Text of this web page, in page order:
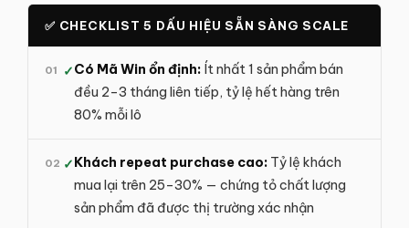
✅ CHECKLIST 5 DẤU HIỆU SẴN SÀNG SCALE
01 ✓Có Mã Win ổn định: Ít nhất 1 sản phẩm bán
đều 2–3 tháng liên tiếp, tỷ lệ hết hàng trên
80% mỗi lô
02 ✓Khách repeat purchase cao: Tỷ lệ khách
mua lại trên 25–30% — chứng tỏ chất lượng
sản phẩm đã được thị trường xác nhận